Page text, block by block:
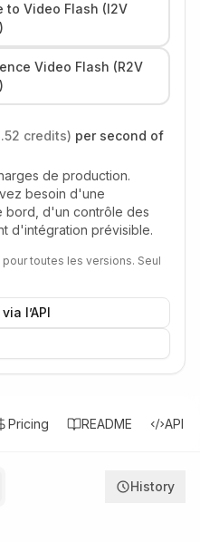
to Video Flash (I2V
Video Flash (R2V
credits) per second of
de production.
besoin d'une
bord, d'un contrôle des
d'intégration prévisible.
toutes les versions. Seul
l’API
Pricing README API
History